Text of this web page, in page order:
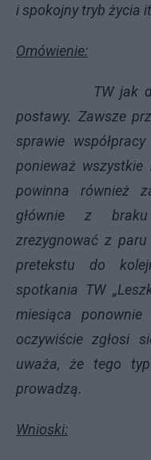
i spokojny tryb życia
Omówienie:
TW jak
postawy. Zawsze
sprawie
ponieważ wszystkie
powinna również
głównie z
zrezygnować z
pretekstu do
spotkania TW
miesiąca
oczywiście zgłosi
uważa, że tego
prowadzą.
Wnioski: